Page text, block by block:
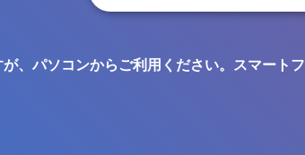
、パソコンからご利用ください。スマート